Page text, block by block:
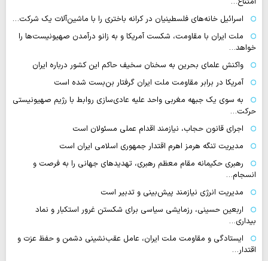
اسرائیل خانه‌های فلسطینیان در کرانه باختری را با ماشین‌آلات یک شرکت…
ملت ایران با مقاومت، شکست آمریکا و به زانو درآمدن صهیونیست‌ها را
خواهد…
واکنش علمای بحرین به سخنان سخیف حاکم این کشور درباره ایران
آمریکا در برابر مقاومت ملت ایران گرفتار بن‌بست شده است
به سوی یک جبهه مغربی واحد علیه عادی‌سازی روابط با رژیم صهیونیستی
حرکت…
اجرای قانون حجاب، نیازمند اقدام عملی مسئولان است
مدیریت تنگه هرمز اهرم اقتدار جمهوری اسلامی ایران است
رهبری حکیمانه مقام معظم رهبری، تهدیدهای جهانی را به فرصت و
انسجام…
مدیریت انرژی نیازمند پیش‌بینی و تدبیر است
اربعین حسینی، رزمایشی سیاسی برای شکستن غرور استکبار و نماد
بیداری…
ایستادگی و مقاومت ملت ایران، عامل عقب‌نشینی دشمن و حفظ عزت و
اقتدار…